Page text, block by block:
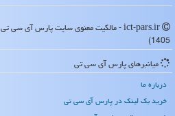
1405)
میانبرهای پارس آی سی تی
درباره ما
خرید بک لینک در پارس آی سی تی